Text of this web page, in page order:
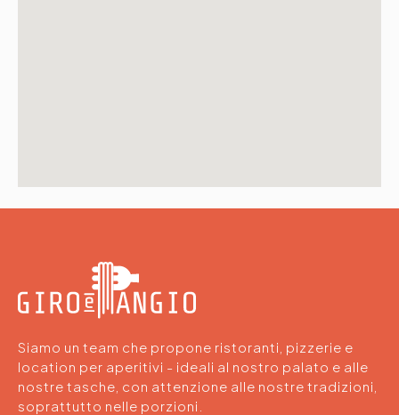
Siamo un team che propone ristoranti, pizzerie e
location per aperitivi - ideali al nostro palato e alle
nostre tasche, con attenzione alle nostre tradizioni,
soprattutto nelle porzioni.